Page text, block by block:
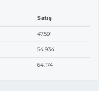
Satış
47.591
54.934
64.174